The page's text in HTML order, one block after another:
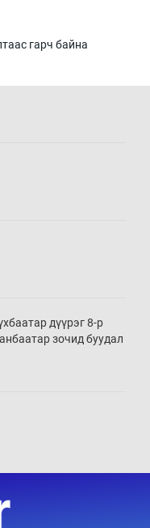
гарч байна
дүүрэг 8-р
зочид буудал